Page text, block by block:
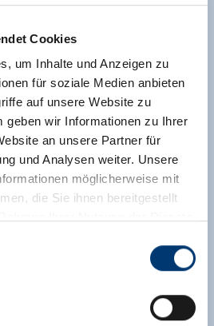
Cookies
um Inhalte und Anzeigen zu
für soziale Medien anbieten
auf unsere Website zu
geben wir Informationen zu Ihrer
an unsere Partner für
und Analysen weiter. Unsere
möglicherweise mit
die Sie ihnen bereitgestellt
Ziller